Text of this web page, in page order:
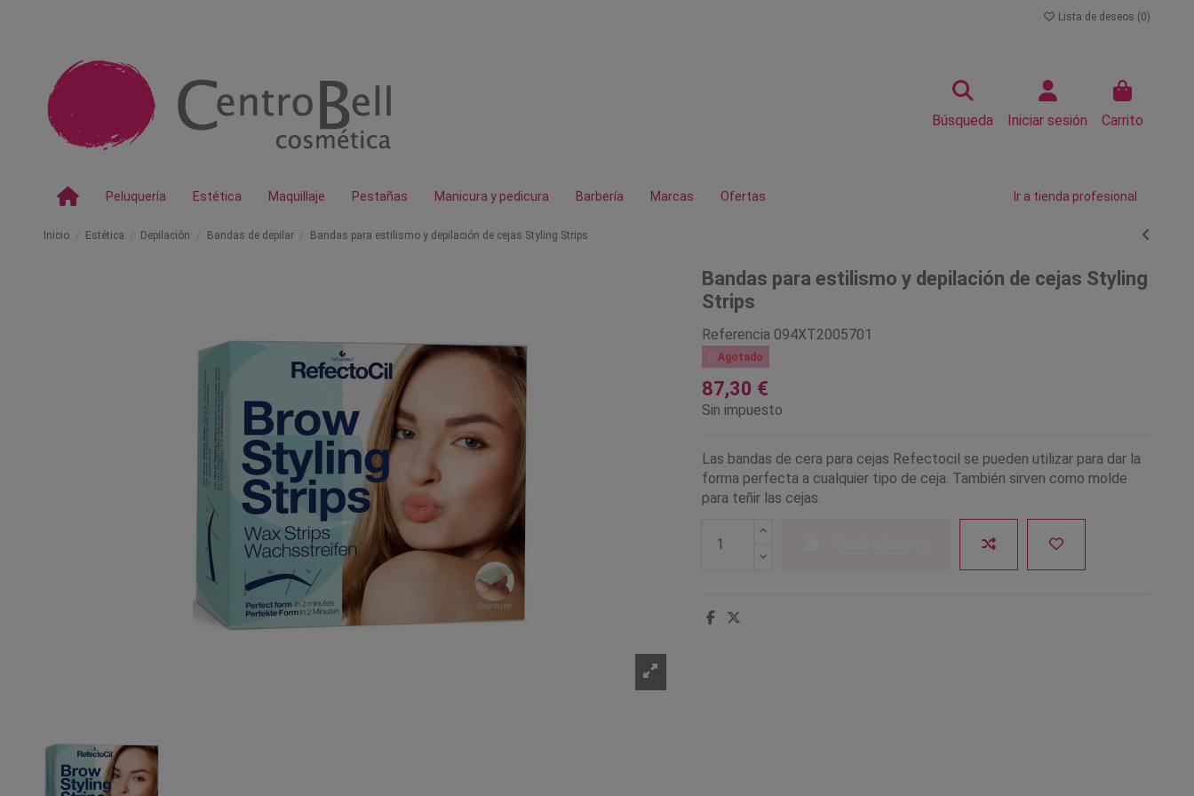
Lista de deseos (0)
Búsqueda Iniciar sesión Carrito
Peluquería Estética Maquillaje Pestañas Manicura y pedicura Barbería Marcas Ofertas Ir a tienda profesional
Inicio Estética Depilación Bandas de depilar Bandas para estilismo y depilación de cejas Styling Strips
Bandas para estilismo y depilación de cejas Styling
Strips
Referencia 094XT2005701
Agotado
87,30 €
Sin impuesto
Las bandas de cera para cejas Refectocil se pueden utilizar para dar la
forma perfecta a cualquier tipo de ceja. También sirven como molde
para teñir las cejas.